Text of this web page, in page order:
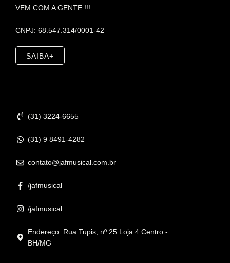
VEM COM A GENTE !!!
CNPJ: 68.547.314/0001-42
SAIBA+
(31) 3224-6655
(31) 9 8491-4282
contato@jafmusical.com.br
/jafmusical
/jafmusical
Endereço: Rua Tupis, nº 25 Loja 4 Centro -
BH/MG